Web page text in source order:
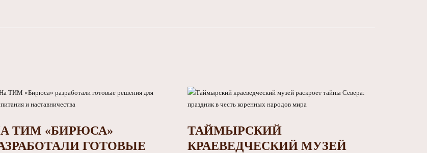
ТИМ «БИРЮСА»
ГОТОВЫЕ
ТАЙМЫРСКИЙ
КРАЕВЕДЧЕСКИЙ МУЗЕЙ